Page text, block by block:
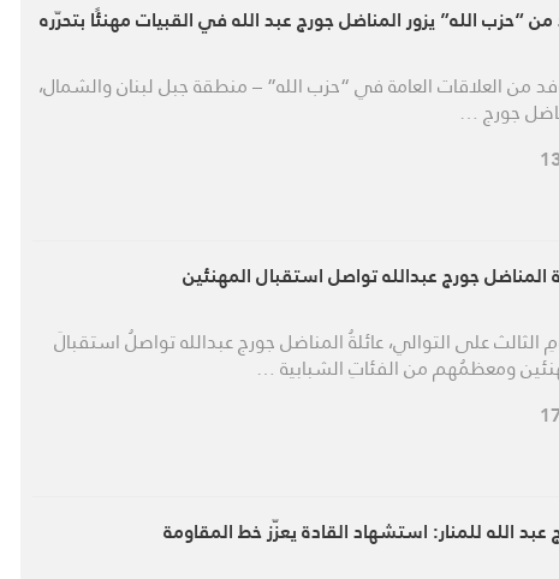
“حزب الله” يزور المناضل جورج عبد الله في القبيات مهنئًا بتحرّره
من العلاقات العامة في “حزب الله” – منطقة جبل لبنان والشمال،
جورج …
المناضل جورج عبدالله تواصل استقبال المهنئين
الثالث على التوالي، عائلةُ المناضل جورج عبدالله تواصلُ استقبالَ
ومعظمُهم من الفئاتِ الشبابية …
عبد الله للمنار: استشهاد القادة يعزّز خط المقاومة